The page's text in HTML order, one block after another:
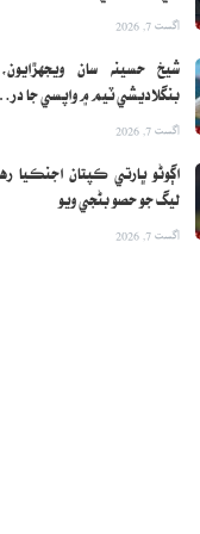
اگست 7, 2026
شيخ حسينه سان
بنگلاديشي ٽيم ۾ واپسي جا
اگست 7, 2026
اڳوڻو ڀارتي ڪپتان اجنڪيا
ليگ جو حصو بڻجي ويو
اگست 7, 2026